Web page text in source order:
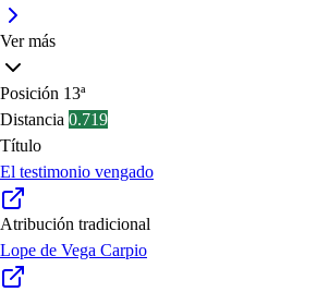
Ver más
Posición 13ª
Distancia 0.719
Título
El testimonio vengado
Atribución tradicional
Lope de Vega Carpio